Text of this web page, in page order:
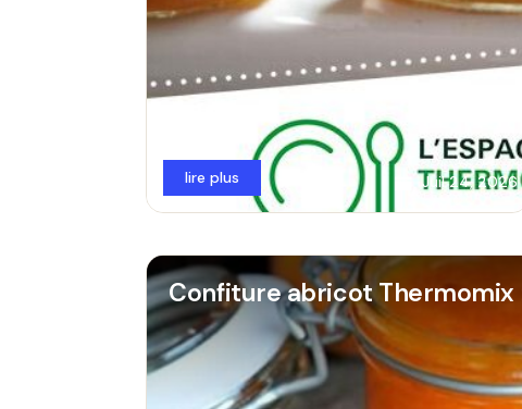
Juil 24, 2026
lire plus
Confiture abricot Thermomix